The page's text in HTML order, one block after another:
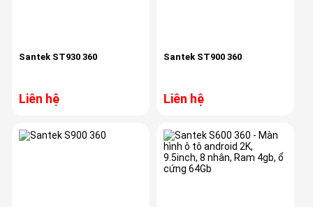
Santek ST930 360
Liên hệ
Santek ST900 360
Liên hệ